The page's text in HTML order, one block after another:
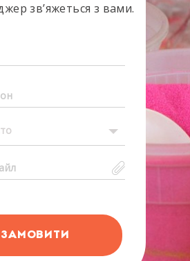
зв’яжеться з вами.